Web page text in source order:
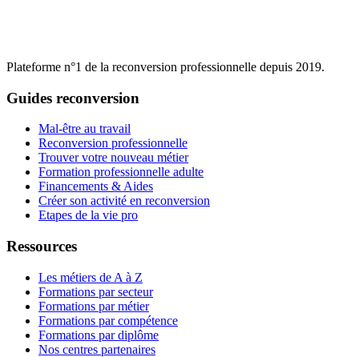
Plateforme n°1 de la reconversion professionnelle depuis 2019.
Guides reconversion
Mal-être au travail
Reconversion professionnelle
Trouver votre nouveau métier
Formation professionnelle adulte
Financements & Aides
Créer son activité en reconversion
Etapes de la vie pro
Ressources
Les métiers de A à Z
Formations par secteur
Formations par métier
Formations par compétence
Formations par diplôme
Nos centres partenaires